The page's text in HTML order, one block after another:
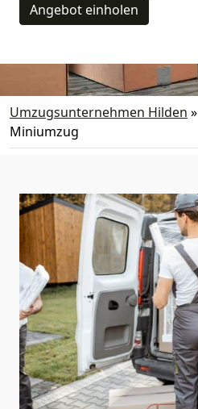
Angebot einholen
Umzugsunternehmen Hilden »
Miniumzug